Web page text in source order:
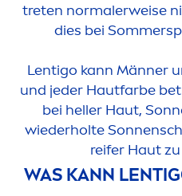
treten normalerweise
dies bei
Lentigo kann Männer
und jeder Hautfarbe
bei heller Haut,
wiederholte
reifer Haut
WAS KANN